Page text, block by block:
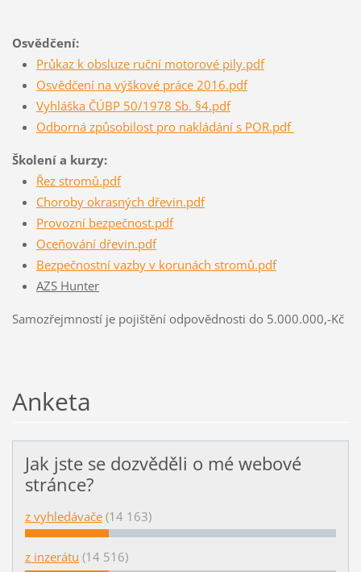
Osvědčení:
Průkaz k obsluze ruční motorové pily.pdf
Osvědčení na výškové práce 2016.pdf
Vyhláška ČÚBP 50/1978 Sb. §4.pdf
Odborná způsobilost pro nakládání s POR.pdf
Školení a kurzy:
Řez stromů.pdf
Choroby okrasných dřevin.pdf
Provozní bezpečnost.pdf
Oceňování dřevin.pdf
Bezpečnostní vazby v korunách stromů.pdf
AZS Hunter
Samozřejmností je pojištění odpovědnosti do 5.000.000,-Kč
Anketa
Jak jste se dozvěděli o mé webové
stránce?
z vyhledávače (14 163)
z inzerátu (14 516)